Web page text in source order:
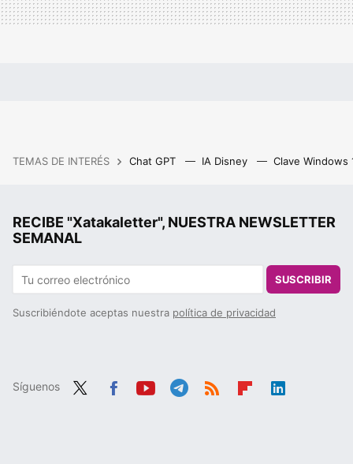
TEMAS DE INTERÉS Chat GPT IA Disney Clave Windows
RECIBE "Xatakaletter", NUESTRA NEWSLETTER
SEMANAL
SUSCRIBIR
Suscribiéndote aceptas nuestra política de privacidad
Síguenos